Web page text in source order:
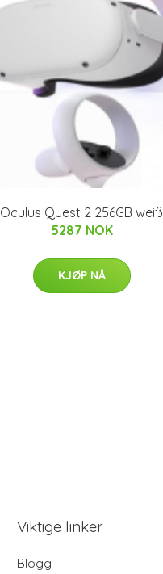
Oculus Quest 2 256GB weiß
5287 NOK
KJØP NÅ
Viktige linker
Blogg